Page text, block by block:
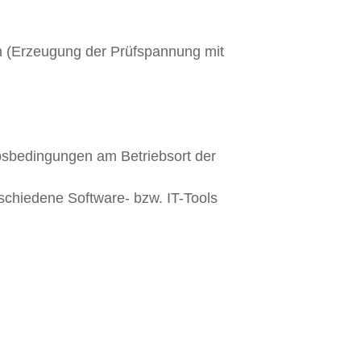
der Prüfspannung mit
am Betriebsort der
Software- bzw. IT-Tools